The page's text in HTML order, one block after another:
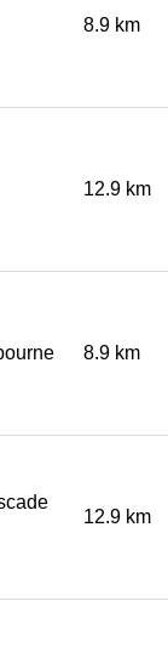
8.9 km
12.9 km
8.9 km
12.9 km